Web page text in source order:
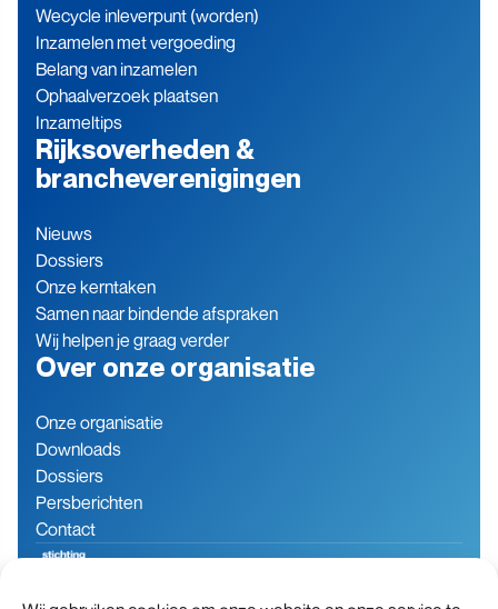
Wecycle inleverpunt (worden)
Inzamelen met vergoeding
Belang van inzamelen
Ophaalverzoek plaatsen
Inzameltips
Rijksoverheden &
brancheverenigingen
Nieuws
Dossiers
Onze kerntaken
Samen naar bindende afspraken
Wij helpen je graag verder
Over onze organisatie
Onze organisatie
Downloads
Dossiers
Persberichten
Contact